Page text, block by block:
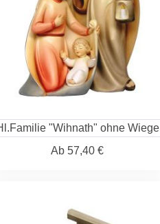
"Wihnath" ohne Wiege
Ab 57,40 €